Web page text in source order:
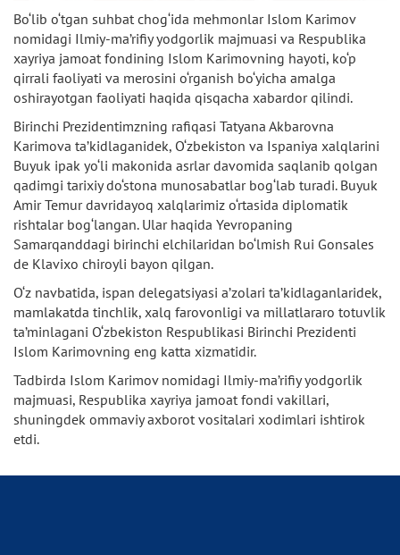
Bo‘lib o‘tgan suhbat chog‘ida mehmonlar Islom Karimov
nomidagi Ilmiy-ma’rifiy yodgorlik majmuasi va Respublika
xayriya jamoat fondining Islom Karimovning hayoti, ko‘p
qirrali faoliyati va merosini o‘rganish bo‘yicha amalga
oshirayotgan faoliyati haqida qisqacha xabardor qilindi.
Birinchi Prezidentimzning rafiqasi Tatyana Akbarovna
Karimova ta’kidlaganidek, O‘zbekiston va Ispaniya xalqlarini
Buyuk ipak yo‘li makonida asrlar davomida saqlanib qolgan
qadimgi tarixiy do‘stona munosabatlar bog‘lab turadi. Buyuk
Amir Temur davridayoq xalqlarimiz o‘rtasida diplomatik
rishtalar bog‘langan. Ular haqida Yevropaning
Samarqanddagi birinchi elchilaridan bo‘lmish Rui Gonsales
de Klavixo chiroyli bayon qilgan.
O‘z navbatida, ispan delegatsiyasi a’zolari ta’kidlaganlaridek,
mamlakatda tinchlik, xalq farovonligi va millatlararo totuvlik
ta’minlagani O‘zbekiston Respublikasi Birinchi Prezidenti
Islom Karimovning eng katta xizmatidir.
Tadbirda Islom Karimov nomidagi Ilmiy-ma’rifiy yodgorlik
majmuasi, Respublika xayriya jamoat fondi vakillari,
shuningdek ommaviy axborot vositalari xodimlari ishtirok
etdi.